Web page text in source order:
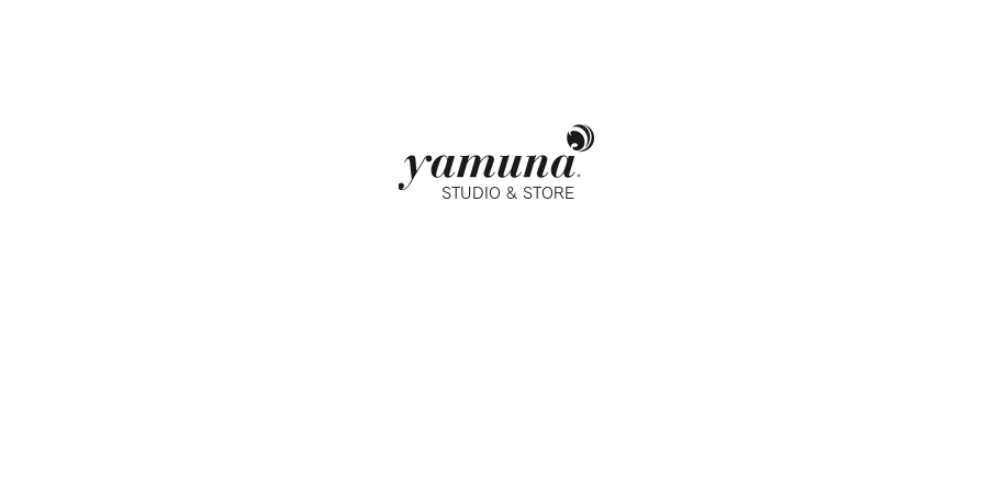
STUDIO & STORE